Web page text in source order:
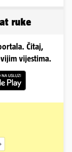
ruke
Čitaj,
vijestima.